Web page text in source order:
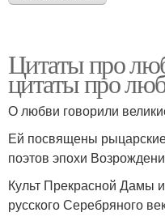
Цитаты про
цитаты про
О любви говорили
Ей посвящены
поэтов эпохи
Культ Прекрасной Дамы
русского Серебряного